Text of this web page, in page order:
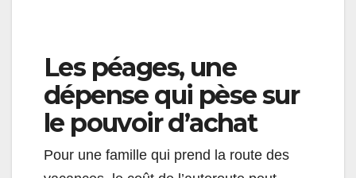
Les péages, une
dépense qui pèse sur
le pouvoir d’achat
Pour une famille qui prend la route des